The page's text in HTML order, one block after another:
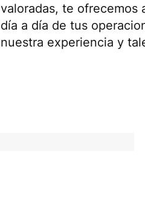
valoradas, te ofrecemos
día a día de tus
nuestra experiencia y